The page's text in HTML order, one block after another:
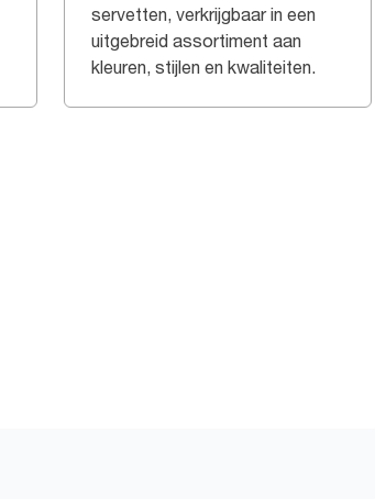
servetten, verkrijgbaar in een
uitgebreid assortiment aan
kleuren, stijlen en kwaliteiten.